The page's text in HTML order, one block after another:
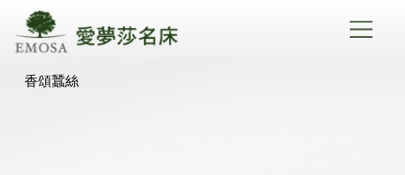
香頌蠶絲